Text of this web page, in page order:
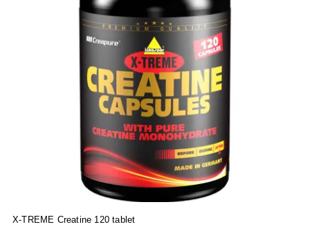
X-TREME Creatine 120 tablet